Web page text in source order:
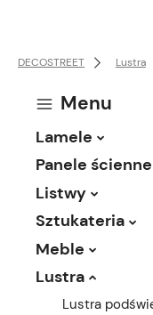
DECOSTREET Lustra
Menu
Lamele
Panele ścienne
Listwy
Sztukateria
Meble
Lustra
Lustra